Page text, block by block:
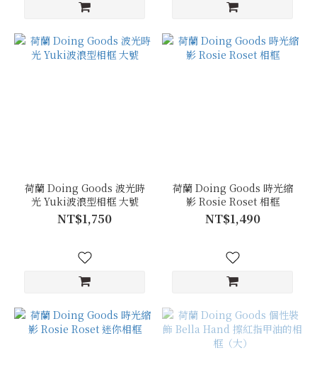
荷蘭 Doing Goods 波光時
光 Yuki波浪型相框 大號
NT$1,750
荷蘭 Doing Goods 時光縮
影 Rosie Roset 相框
NT$1,490